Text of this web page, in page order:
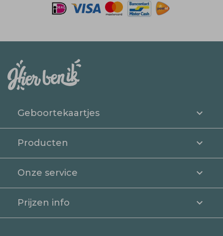
Geboortekaartjes
Producten
Onze service
Prijzen info